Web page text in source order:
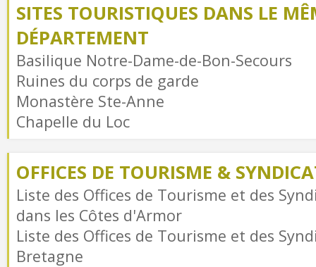
SITES TOURISTIQUES DANS LE
DÉPARTEMENT
Basilique Notre-Dame-de-Bon-Secours
Ruines du corps de garde
Monastère Ste-Anne
Chapelle du Loc
OFFICES DE TOURISME &
Liste des Offices de Tourisme et des
dans les Côtes d'Armor
Liste des Offices de Tourisme et des
Bretagne